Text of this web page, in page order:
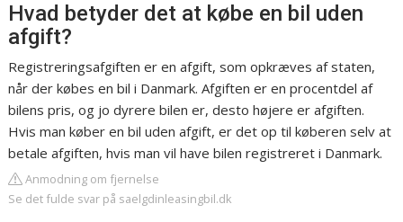
Hvad betyder det at købe en bil uden
afgift?
Registreringsafgiften er en afgift, som opkræves af staten,
når der købes en bil i Danmark. Afgiften er en procentdel af
bilens pris, og jo dyrere bilen er, desto højere er afgiften.
Hvis man køber en bil uden afgift, er det op til køberen selv at
betale afgiften, hvis man vil have bilen registreret i Danmark.
Anmodning om fjernelse
Se det fulde svar på saelgdinleasingbil.dk